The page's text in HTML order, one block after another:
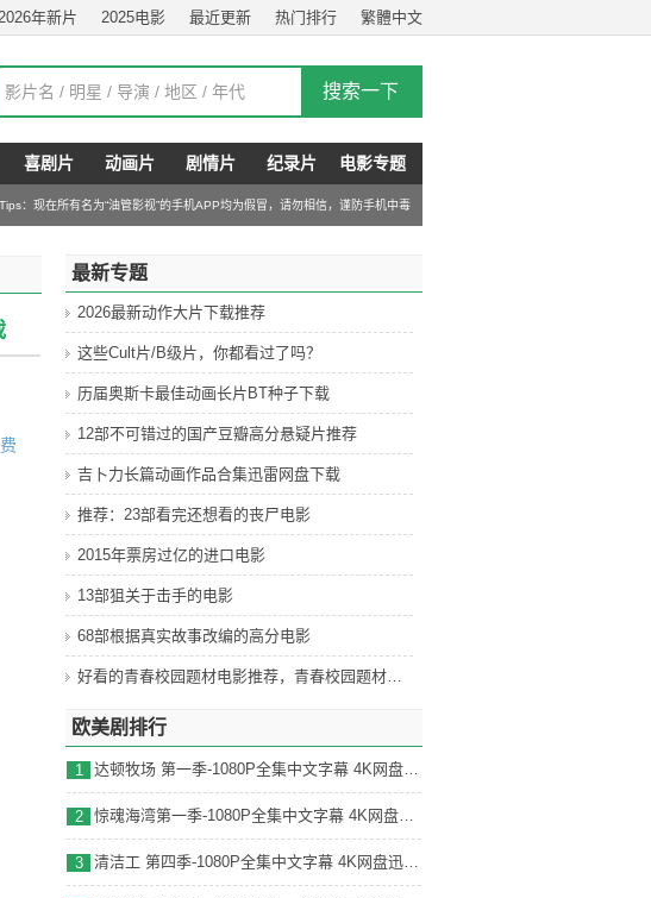
繁體中文
热门排行
最近更新
2025电影
年新片
喜剧片 动画片 剧情片 纪录片 电影专题
Tips：现在所有名为“油管影视”的手机APP均为假冒，请勿相信，谨防手机中毒
费
最新专题
2026最新动作大片下载推荐
这些Cult片/B级片，你都看过了吗？
历届奥斯卡最佳动画长片BT种子下载
12部不可错过的国产豆瓣高分悬疑片推荐
吉卜力长篇动画作品合集迅雷网盘下载
推荐：23部看完还想看的丧尸电影
2015年票房过亿的进口电影
13部狙关于击手的电影
68部根据真实故事改编的高分电影
好看的青春校园题材电影推荐，青春校园题材电影排行
欧美剧排行
1 达顿牧场 第一季-1080P全集中文字幕 4K网盘迅雷下载
2 惊魂海湾第一季-1080P全集中文字幕 4K网盘迅雷下载
3 清洁工 第四季-1080P全集中文字幕 4K网盘迅雷下载